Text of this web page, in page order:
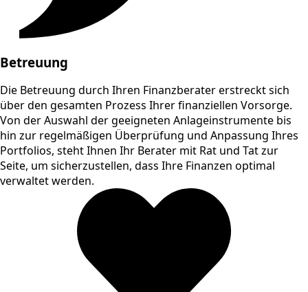
Betreuung
Die Betreuung durch Ihren Finanzberater erstreckt sich
über den gesamten Prozess Ihrer finanziellen Vorsorge.
Von der Auswahl der geeigneten Anlageinstrumente bis
hin zur regelmäßigen Überprüfung und Anpassung Ihres
Portfolios, steht Ihnen Ihr Berater mit Rat und Tat zur
Seite, um sicherzustellen, dass Ihre Finanzen optimal
verwaltet werden.